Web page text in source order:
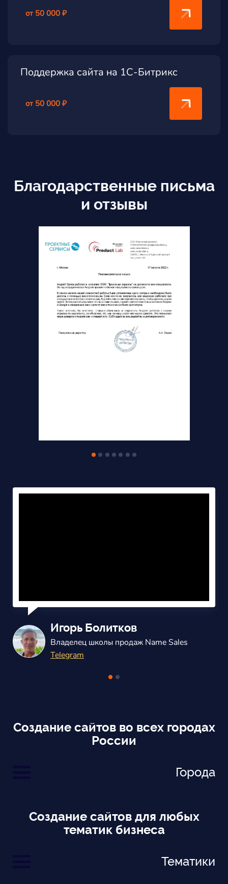
от 50 000 ₽
Поддержка сайта на 1С-Битрикс
от 50 000 ₽
Благодарственные письма
и отзывы
Александр Балаш
Владелец маркетингового агенства
ВКонтакте
Создание сайтов во всех городах
России
Города
Создание сайтов для любых
тематик бизнеса
Тематики